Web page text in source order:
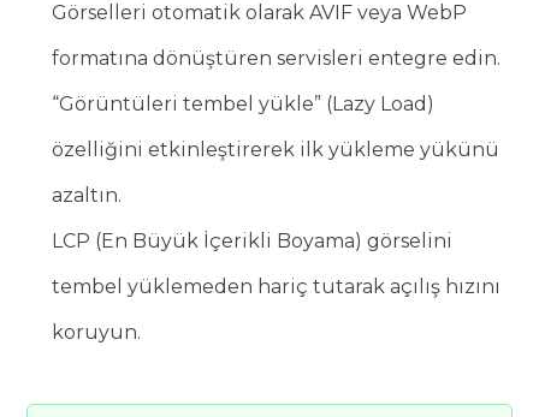
Görselleri otomatik olarak AVIF veya WebP
formatına dönüştüren servisleri entegre edin.
“Görüntüleri tembel yükle” (Lazy Load)
özelliğini etkinleştirerek ilk yükleme yükünü
azaltın.
LCP (En Büyük İçerikli Boyama) görselini
tembel yüklemeden hariç tutarak açılış hızını
koruyun.